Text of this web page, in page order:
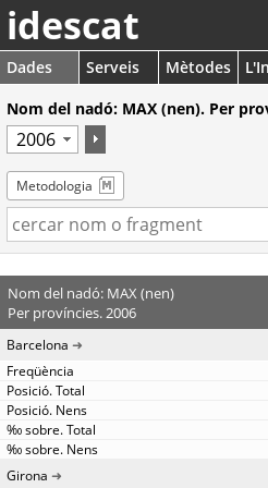
idescat
Dades Serveis Mètodes
Nom del nadó: MAX (nen). Per
Metodologia
Nom del nadó: MAX (nen)
Per províncies. 2006
Barcelona
Girona